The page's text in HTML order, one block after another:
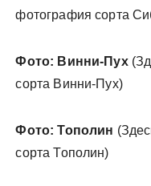
фотография сорта
Фото: Винни-Пух
сорта Винни-Пух)
Фото: Тополин
сорта Тополин)